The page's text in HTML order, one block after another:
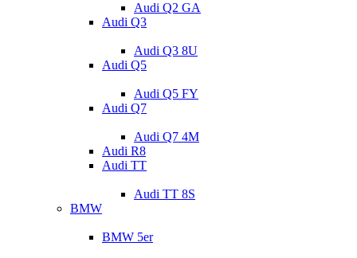
Audi Q2 GA
Audi Q3
Audi Q3 8U
Audi Q5
Audi Q5 FY
Audi Q7
Audi Q7 4M
Audi R8
Audi TT
Audi TT 8S
BMW
BMW 5er